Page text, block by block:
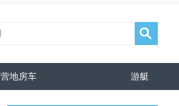
营地房车 游艇